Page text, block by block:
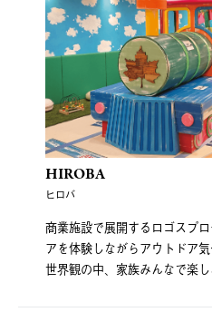
HIROBA
ヒロバ
商業施設で展開するロゴスプ
アを体験しながらアウトドア
世界観の中、家族みんなで楽し